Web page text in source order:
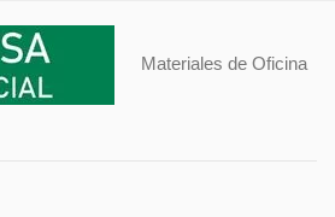
Materiales de Oficina